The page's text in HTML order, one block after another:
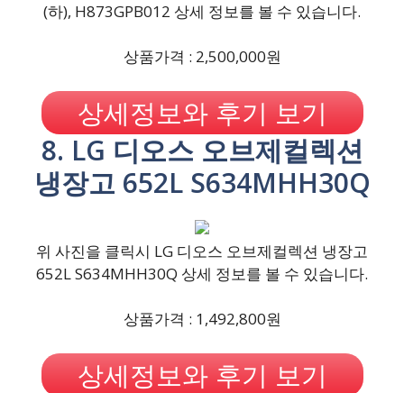
(하), H873GPB012 상세 정보를 볼 수 있습니다.
상품가격 : 2,500,000원
상세정보와 후기 보기
8. LG 디오스 오브제컬렉션
냉장고 652L S634MHH30Q
위 사진을 클릭시 LG 디오스 오브제컬렉션 냉장고
652L S634MHH30Q 상세 정보를 볼 수 있습니다.
상품가격 : 1,492,800원
상세정보와 후기 보기